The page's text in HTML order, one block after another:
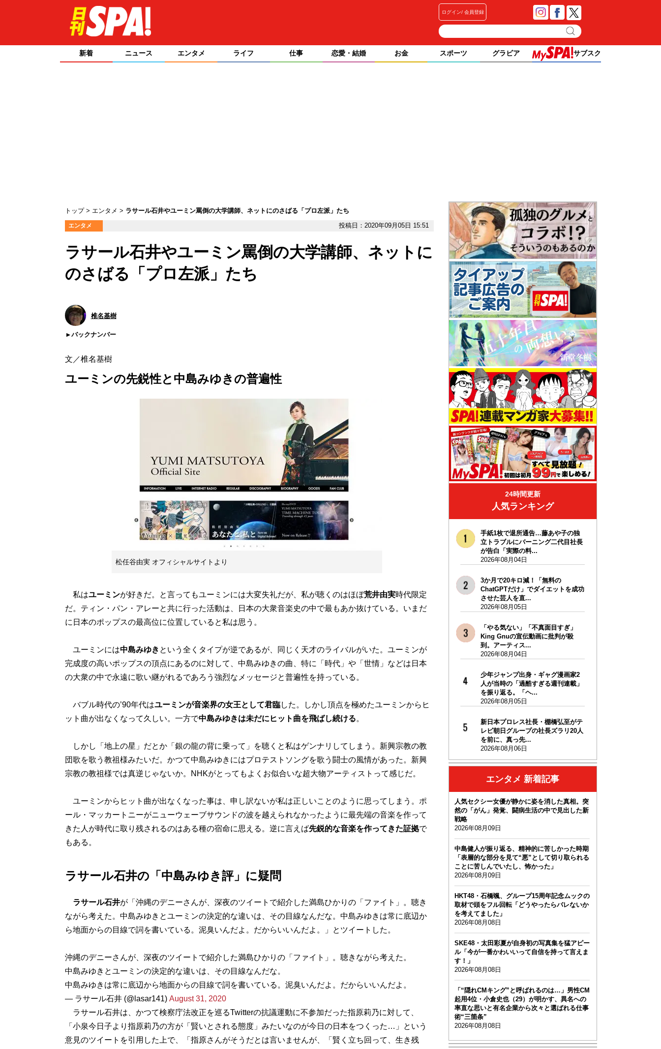
ログイン 会員登録
新着 ニュース エンタメ ライフ 仕事 恋愛・結婚 お金 スポーツ グラビア サブスク
トップ エンタメ ラサール石井やユーミン罵倒の大学講師、ネットにのさばる「プロ左派」たち
エンタメ 投稿日：2020年09月05日 15:51
ラサール石井やユーミン罵倒の大学講師、ネットに
のさばる「プロ左派」たち
椎名基樹
バックナンバー
文／椎名基樹
ユーミンの先鋭性と中島みゆきの普遍性
松任谷由実 オフィシャルサイトより
私はユーミンが好きだ。と言ってもユーミンには大変失礼だが、私が聴くのはほぼ荒井由実時代限定
だ。ティン・パン・アレーと共に行った活動は、日本の大衆音楽史の中で最もあか抜けている。いまだ
に日本のポップスの最高位に位置していると私は思う。
ユーミンには中島みゆき という全くタイプが逆であるが、同じく天才のライバルがいた。ユーミンが
完成度の高いポップスの頂点にあるのに対して、中島みゆきの曲、特に「時代」や「世情」などは日本
の大衆の中で永遠に歌い継がれるであろう強烈なメッセージと普遍性を持っている。
バブル時代の’90年代はユーミンが音楽界の女王として君臨した。しかし頂点を極めたユーミンからヒ
ット曲が出なくなって久しい。一方で中島みゆきは未だにヒット曲を飛ばし続ける。
しかし「地上の星」だとか「銀の龍の背に乗って」を聴くと私はゲンナリしてしまう。新興宗教の教
団歌を歌う教祖様みたいだ。かつて中島みゆきにはプロテストソングを歌う闘士の風情があった。新興
宗教の教祖様では真逆じゃないか。NHKがとってもよくお似合いな超大物アーティストって感じだ。
ユーミンからヒット曲が出なくなった事は、申し訳ないが私は正しいことのように思ってしまう。ポ
ール・マッカートニーがニューウェーブサウンドの波を越えられなかったように最先端の音楽を作って
きた人が時代に取り残されるのはある種の宿命に思える。逆に言えば先鋭的な音楽を作ってきた証拠で
もある。
ラサール石井の「中島みゆき評」に疑問
ラサール石井が「沖縄のデニーさんが、深夜のツイートで紹介した満島ひかりの「ファイト」。聴き
ながら考えた。中島みゆきとユーミンの決定的な違いは、その目線なんだな。中島みゆきは常に底辺か
ら地面からの目線で詞を書いている。泥臭いんだよ。だからいいんだよ。」とツイートした。
沖縄のデニーさんが、深夜のツイートで紹介した満島ひかりの「ファイト」。聴きながら考えた。
中島みゆきとユーミンの決定的な違いは、その目線なんだな。
中島みゆきは常に底辺から地面からの目線で詞を書いている。泥臭いんだよ。だからいいんだよ。
— ラサール石井 (@lasar141) August 31, 2020
ラサール石井は、かつて検察庁法改正を巡るTwitterの抗議運動に不参加だった指原莉乃に対して、
「小泉今日子より指原莉乃の方が「賢いとされる態度」みたいなのが今日の日本をつくった…」という
意見のツイートを引用した上で、「指原さんがそうだとは言いませんが、「賢く立ち回って、生き残
24時間更新
人気ランキング
手紙1枚で退所通告…藤あや子の独
立トラブルにバーニング二代目社長
が告白「実際の料...
2026年08月04日
3か月で20キロ減！「無料の
ChatGPTだけ」でダイエットを成功
させた芸人を直...
2026年08月05日
「やる気ない」「不真面目すぎ」
King Gnuの宣伝動画に批判が殺
到。アーティス...
2026年08月04日
少年ジャンプ出身・ギャグ漫画家2
人が当時の「過酷すぎる週刊連載」
を振り返る。「ヘ...
2026年08月05日
新日本プロレス社長・棚橋弘至がテ
レビ朝日グループの社長ズラリ20人
を前に、真っ先...
2026年08月06日
エンタメ 新着記事
人気セクシー女優が静かに姿を消した真相。突
然の「がん」発覚、闘病生活の中で見出した新
戦略
2026年08月09日
中島健人が振り返る、精神的に苦しかった時期
「表層的な部分を見て“悪”として切り取られる
ことに苦しんでいたし、怖かった」
2026年08月09日
HKT48・石橋颯、グループ15周年記念ムックの
取材で頭をフル回転「どうやったらバレないか
を考えてました」
2026年08月08日
SKE48・太田彩夏が自身初の写真集を猛アピー
ル「今が一番かわいいって自信を持って言えま
す！」
2026年08月08日
「“隠れCMキング”と呼ばれるのは…」男性CM
起用4位・小倉史也（29）が明かす、異名への
率直な思いと有名企業から次々と選ばれる仕事
術“三箇条”
2026年08月08日